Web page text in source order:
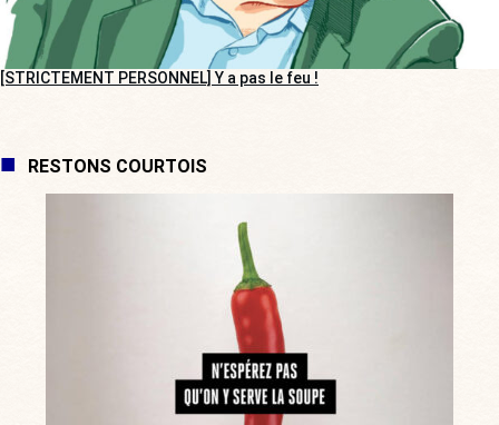
[STRICTEMENT PERSONNEL] Y a pas le feu !
RESTONS COURTOIS